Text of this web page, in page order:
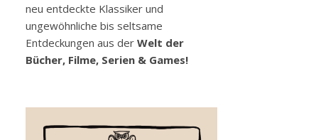
neu entdeckte Klassiker und
ungewöhnliche bis seltsame
Entdeckungen aus der Welt der
Bücher, Filme, Serien & Games!